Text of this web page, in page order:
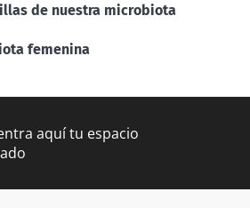
de nuestra microbiota
femenina
aquí tu espacio